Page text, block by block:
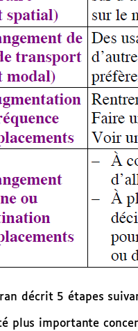
décrit 5 étapes
plus importante